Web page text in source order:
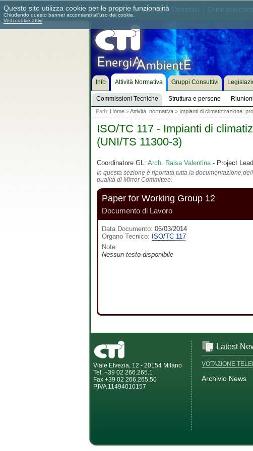
Chi siamo Dove siamo
Info Attività Normativa
Commissioni Tecniche Struttura e persone
Gruppi Consultivi
Path: Home»Attività normativa» Impianti di climatizzazione:
ISO/TC 117 - Impianti di
(UNI/TS 11300-3)
Coordinatore GL: Arch. Raisa Valentina- Project
In questa sezione è riportata tutta la documentazione
qualità di Mirror Committee.
Paper for Working Group 12
Documento di Lavoro
Data Documento: 06/03/2014
Organo Tecnico: ISO/TC 117
Note:
Nessun testo disponibile
Viale Elvezia, 12 - 20154 Milano
Tel. +39 02 266.265.1
Fax +39 02 266.265.50
P.IVA 11494010157
Latest
VOTAZIONE
Archivio News
Questo sito utilizza cookie per le proprie funzionalità
Chiudendo questo banner acconsenti all'uso dei cookie.
Vedi cookie attivi